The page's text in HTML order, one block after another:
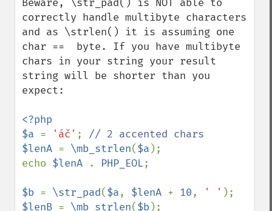
Beware, \str_pad() is NOT able to
correctly handle multibyte characters
and as \strlen() it is assuming one
char ==  byte. If you have multibyte
chars in your string your result
string will be shorter than you
expect:
<?php
$a = 'áč' ;
$lenA = \mb_strlen($a );
echo $lenA . PHP_EOL;
$b = \str_pad($a, $lenA + 10, ' '
$lenB = \mb_strlen($b);